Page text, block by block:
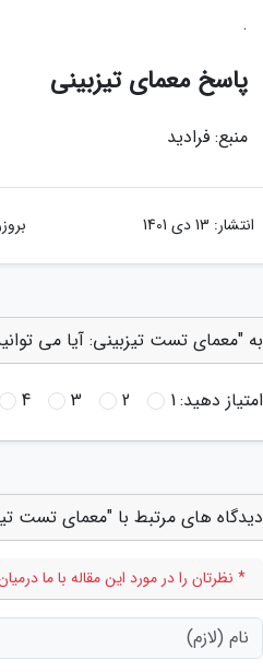
.
پاسخ معمای تیزبینی
منبع: فرادید
انتشار: 13 دی 1401
به "معمای تست تیزبینی: آیا می توانید لاک پشت را ظرف 15 ثانیه بین
امتیاز دهید:1
2
3
4
دیدگاه های مرتبط با "معمای تست تیزبینی: آیا می
* نظرتان را در مورد این مقاله با ما